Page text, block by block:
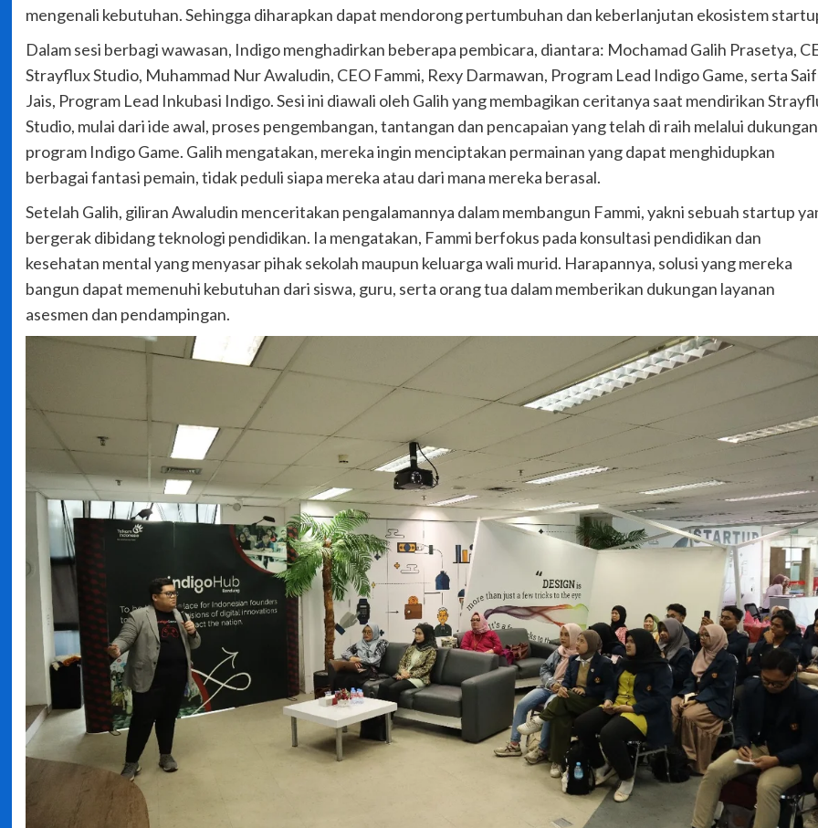
mengenali kebutuhan. Sehingga diharapkan dapat mendorong pertumbuhan dan keberlanjutan ekosistem
Dalam sesi berbagi wawasan, Indigo menghadirkan beberapa pembicara, diantara: Mochamad Galih Prasetya,
Strayflux Studio, Muhammad Nur Awaludin, CEO Fammi, Rexy Darmawan, Program Lead Indigo Game, serta
Jais, Program Lead Inkubasi Indigo. Sesi ini diawali oleh Galih yang membagikan ceritanya saat mendirikan
Studio, mulai dari ide awal, proses pengembangan, tantangan dan pencapaian yang telah di raih melalui dukungan
program Indigo Game. Galih mengatakan, mereka ingin menciptakan permainan yang dapat menghidupkan
berbagai fantasi pemain, tidak peduli siapa mereka atau dari mana mereka berasal.
Setelah Galih, giliran Awaludin menceritakan pengalamannya dalam membangun Fammi, yakni sebuah startup
bergerak dibidang teknologi pendidikan. Ia mengatakan, Fammi berfokus pada konsultasi pendidikan dan
kesehatan mental yang menyasar pihak sekolah maupun keluarga wali murid. Harapannya, solusi yang mereka
bangun dapat memenuhi kebutuhan dari siswa, guru, serta orang tua dalam memberikan dukungan layanan
asesmen dan pendampingan.